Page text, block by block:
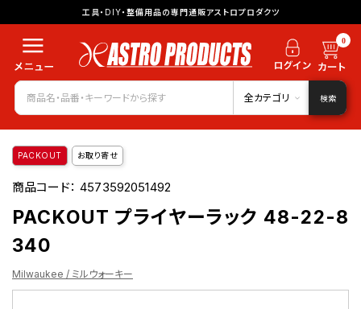
工具・DIY・整備用品の専門通販アストロプロダクツ
0
全カテゴリ 検索
PACKOUT お取り寄せ
商品コード：4573592051492
PACKOUT プライヤーラック 48-22-8
340
Milwaukee / ミルウォーキー